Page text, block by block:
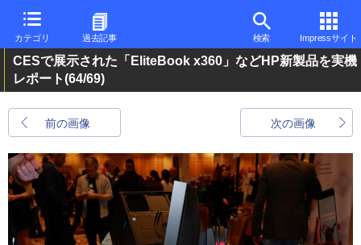
カテゴリ 過去記事 検索 Impressサイト
CESで展示された「EliteBook x360」などHP新製品を実機
レポート(64/69)
前の画像 次の画像